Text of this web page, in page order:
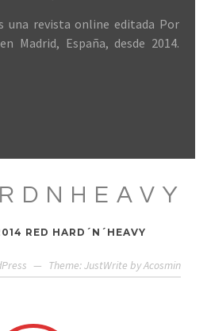
una revista online editada Por
Madrid, España, desde 2014.
RED HARD´N´HEAVY
— Theme: JustWrite byAcosmin